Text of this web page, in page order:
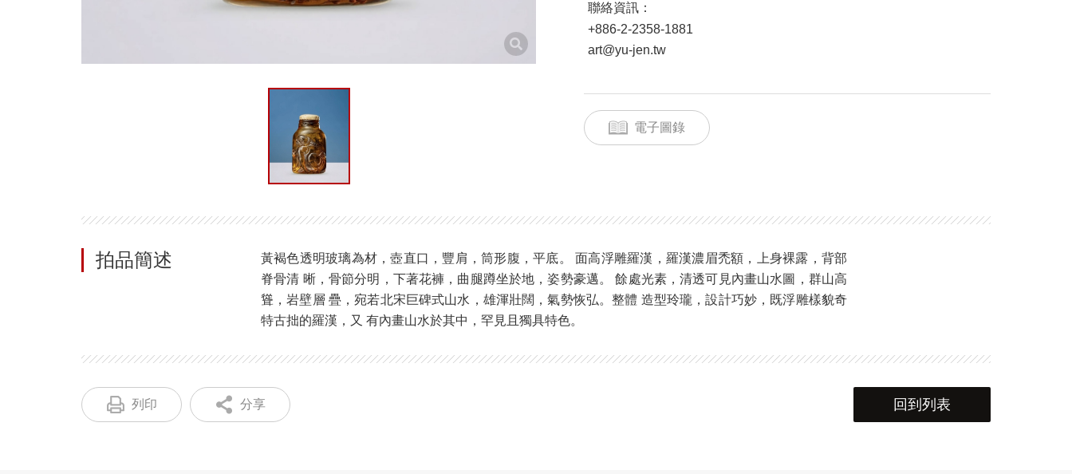
聯絡資訊：
+886-2-2358-1881
art@yu-jen.tw
電子圖錄
拍品簡述
黃褐色透明玻璃為材，壺直口，豐肩，筒形腹，平底。 面高浮雕羅漢，羅漢濃眉禿額，上身裸露，背部
脊骨清 晰，骨節分明，下著花褲，曲腿蹲坐於地，姿勢豪邁。 餘處光素，清透可見內畫山水圖，群山高
聳，岩壁層 疊，宛若北宋巨碑式山水，雄渾壯闊，氣勢恢弘。整體 造型玲瓏，設計巧妙，既浮雕樣貌奇
特古拙的羅漢，又 有內畫山水於其中，罕見且獨具特色。
列印 分享 回到列表